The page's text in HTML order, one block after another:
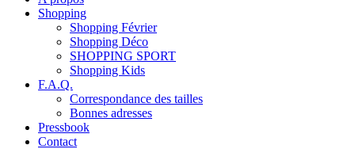
Shopping
Shopping Février
Shopping Déco
SHOPPING SPORT
Shopping Kids
F.A.Q.
Correspondance des tailles
Bonnes adresses
Pressbook
Contact